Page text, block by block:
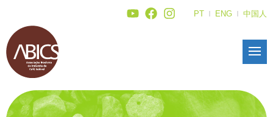
PT ENG 中国人